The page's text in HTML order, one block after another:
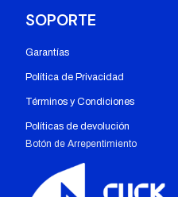
SOPORTE
Garantías
Política de Privacidad
Términos y Condiciones
Políticas de devolución
Botón de Arrepentimiento